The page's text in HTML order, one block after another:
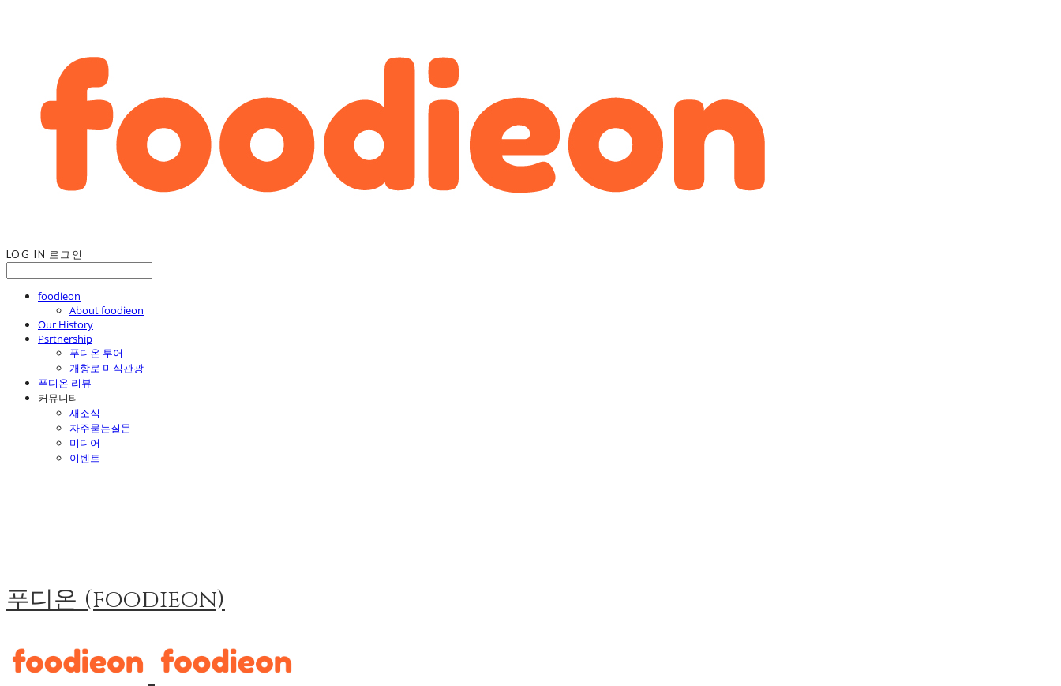
LOG IN 로그인
foodieon
About foodieon
Our History
Psrtnership
푸디온 투어
개항로 미식관광
푸디온 리뷰
커뮤니티
새소식
자주묻는질문
미디어
이벤트
푸디온 (foodieon)